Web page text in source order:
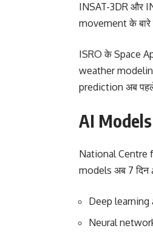
INSAT-3DR और
movement के
ISRO के Space
weather
prediction अब पहले
AI
National Centre
models अब 7
Deep
Neural